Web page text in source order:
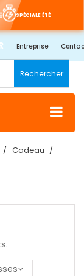
SPÉCIALE ÉTÉ
Entreprise
Rechercher
Cadeau